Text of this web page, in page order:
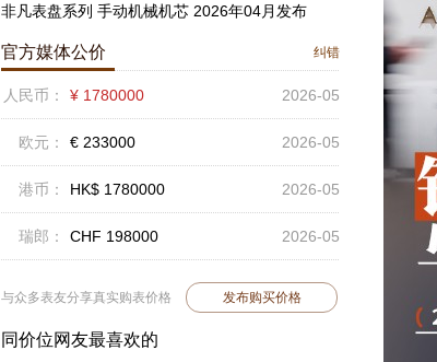
非凡表盘系列 手动机械机芯 2026年04月发布
官方媒体公价 纠错
人民币： ¥ 1780000 2026-05
欧元： € 233000 2026-05
港币： HK$ 1780000 2026-05
瑞郎： CHF 198000 2026-05
与众多表友分享真实购表价格 发布购买价格
同价位网友最喜欢的